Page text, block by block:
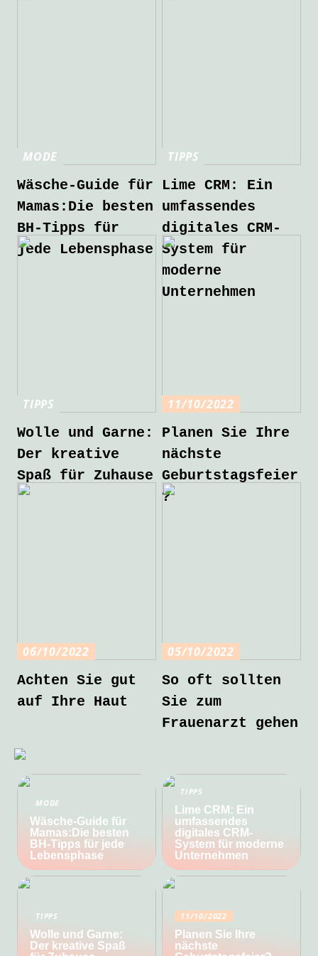
MODE
Wäsche-Guide für
Mamas:Die besten
BH-Tipps für
jede Lebensphase
TIPPS
Lime CRM: Ein
umfassendes
digitales CRM-
System für
moderne
Unternehmen
TIPPS
Wolle und Garne:
Der kreative
Spaß für Zuhause
11/10/2022
Planen Sie Ihre
nächste
Geburtstagsfeier
?
06/10/2022
Achten Sie gut
auf Ihre Haut
05/10/2022
So oft sollten
Sie zum
Frauenarzt gehen
MODE
Wäsche-Guide für
Mamas:Die besten
BH-Tipps für jede
Lebensphase
TIPPS
Lime CRM: Ein
umfassendes
digitales CRM-
System für moderne
Unternehmen
TIPPS
Wolle und Garne:
Der kreative Spaß
11/10/2022
Planen Sie Ihre
nächste